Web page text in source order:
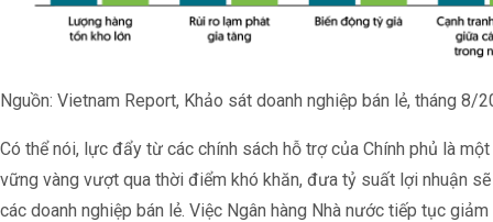
Nguồn: Vietnam Report, Khảo sát doanh nghiệp bán lẻ, tháng 8/
Có thể nói, lực đẩy từ các chính sách hỗ trợ của Chính phủ là
vững vàng vượt qua thời điểm khó khăn, đưa tỷ suất lợi nhuận
các doanh nghiệp bán lẻ. Việc Ngân hàng Nhà nước tiếp tục